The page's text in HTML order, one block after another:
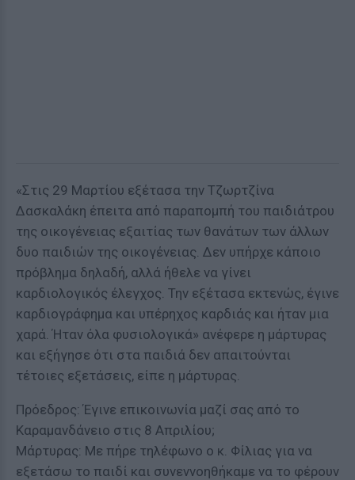
«Στις 29 Μαρτίου εξέτασα την Τζωρτζίνα
Δασκαλάκη έπειτα από παραπομπή του παιδιάτρου
της οικογένειας εξαιτίας των θανάτων των άλλων
δυο παιδιών της οικογένειας. Δεν υπήρχε κάποιο
πρόβλημα δηλαδή, αλλά ήθελε να γίνει
καρδιολογικός έλεγχος. Την εξέτασα εκτενώς, έγινε
καρδιογράφημα και υπέρηχος καρδιάς και ήταν μια
χαρά. Ήταν όλα φυσιολογικά» ανέφερε η μάρτυρας
και εξήγησε ότι στα παιδιά δεν απαιτούνται
τέτοιες εξετάσεις, είπε η μάρτυρας.
Πρόεδρος: Έγινε επικοινωνία μαζί σας από το
Καραμανδάνειο στις 8 Απριλίου;
Μάρτυρας: Με πήρε τηλέφωνο ο κ. Φίλιας για να
εξετάσω το παιδί και συνεννοηθήκαμε να το φέρουν